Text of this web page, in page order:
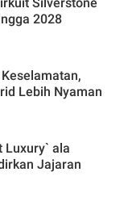
2028
Lebih Nyaman
Luxury` ala
Jajaran